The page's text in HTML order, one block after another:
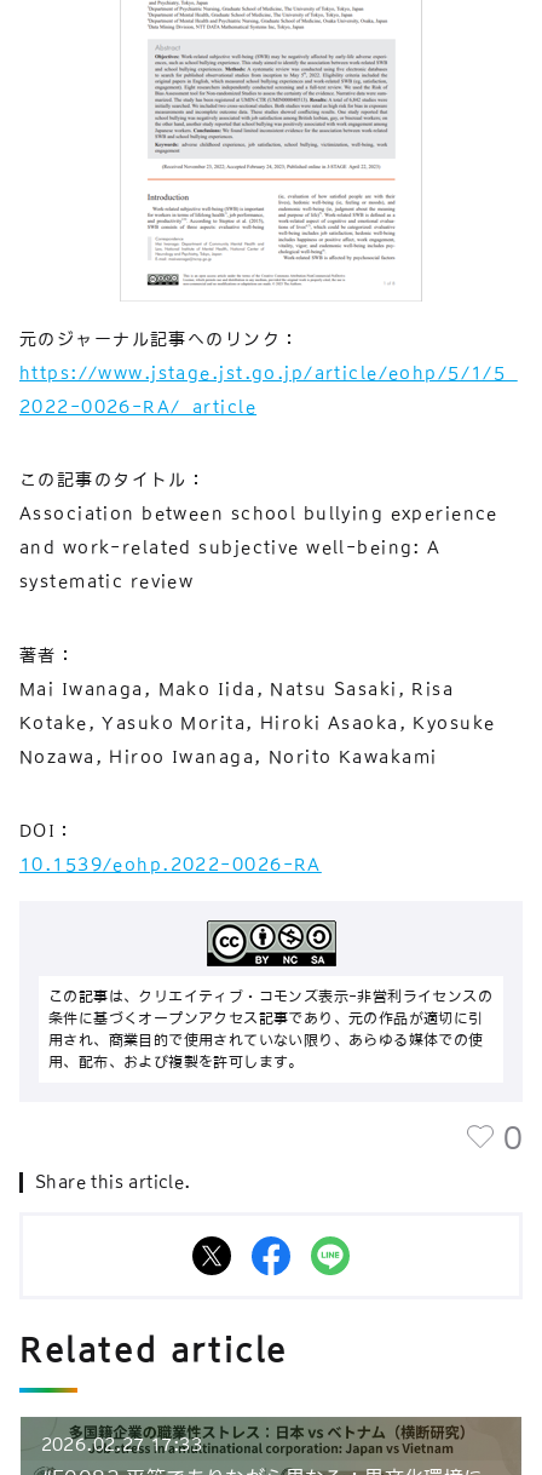
元のジャーナル記事へのリンク：
https://www.jstage.jst.go.jp/article/eohp/5/1/5_
2022-0026-RA/_article
この記事のタイトル：
Association between school bullying experience
and work-related subjective well-being: A
systematic review
著者：
Mai Iwanaga, Mako Iida, Natsu Sasaki, Risa
Kotake, Yasuko Morita, Hiroki Asaoka, Kyosuke
Nozawa, Hiroo Iwanaga, Norito Kawakami
DOI：
10.1539/eohp.2022-0026-RA
この記事は、クリエイティブ・コモンズ表示-非営利ライセンスの
条件に基づくオープンアクセス記事であり、元の作品が適切に引
用され、商業目的で使用されていない限り、あらゆる媒体での使
用、配布、および複製を許可します。
0
Share this article.
Related article
2026.02.27 17:33